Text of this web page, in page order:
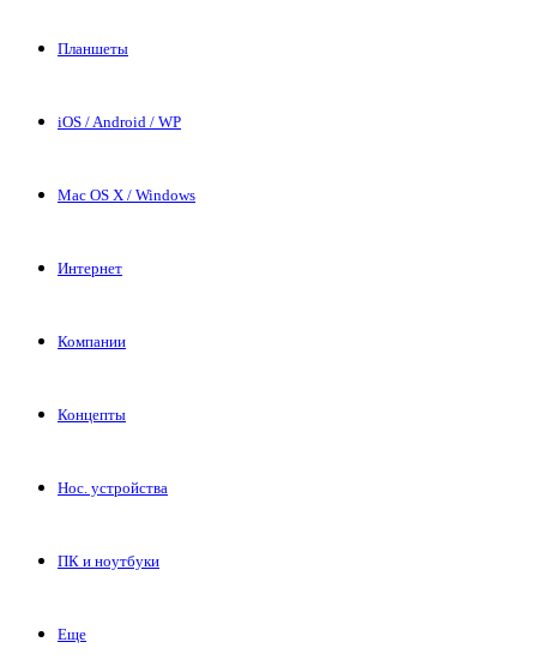
Планшеты
iOS / Android / WP
Mac OS X / Windows
Интернет
Компании
Концепты
Нос. устройства
ПК и ноутбуки
Еще